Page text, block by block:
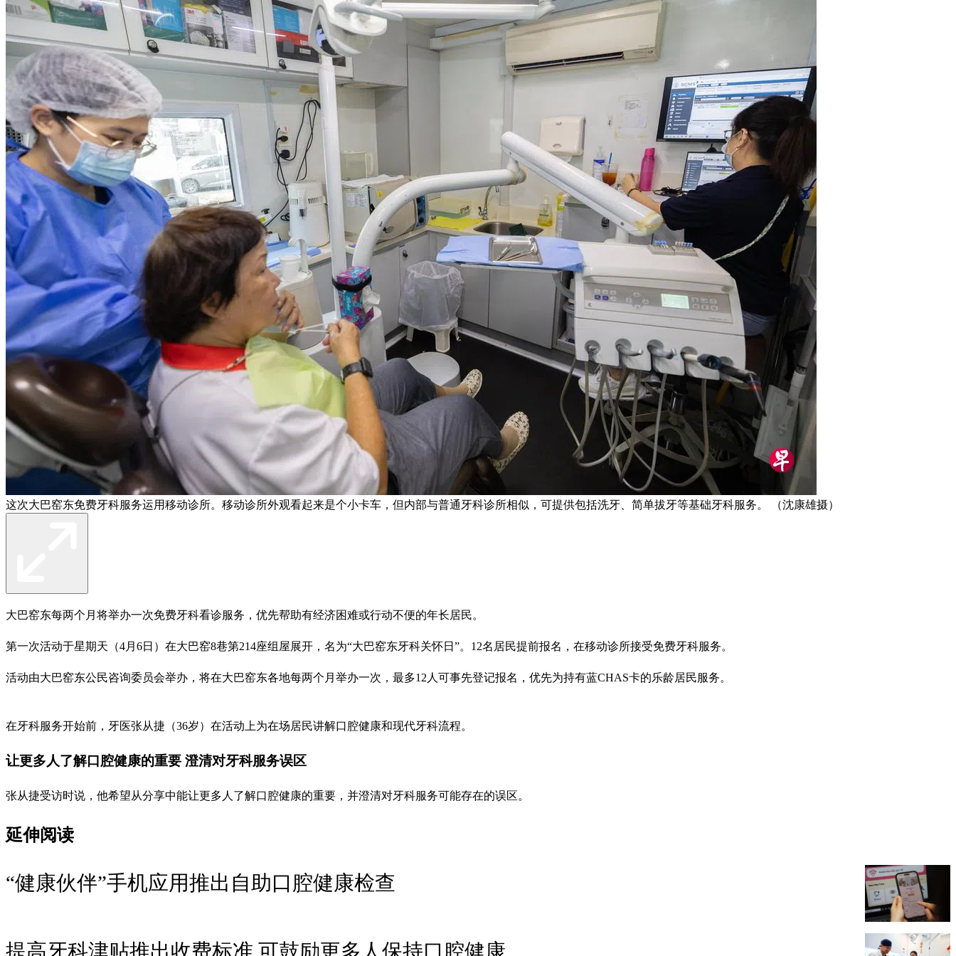
这次大巴窑东免费牙科服务运用移动诊所。移动诊所外观看起来是个小卡车，但内部与普通牙科诊所相似，可提供包括洗牙、简单拔牙等基础牙科服务。 （沈康雄摄）
大巴窑东每两个月将举办一次免费牙科看诊服务，优先帮助有经济困难或行动不便的年长居民。
第一次活动于星期天（4月6日）在大巴窑8巷第214座组屋展开，名为“大巴窑东牙科关怀日”。12名居民提前报名，在移动诊所接受免费牙科服务。
活动由大巴窑东公民咨询委员会举办，将在大巴窑东各地每两个月举办一次，最多12人可事先登记报名，优先为持有蓝CHAS卡的乐龄居民服务。
在牙科服务开始前，牙医张从捷（36岁）在活动上为在场居民讲解口腔健康和现代牙科流程。
让更多人了解口腔健康的重要 澄清对牙科服务误区
张从捷受访时说，他希望从分享中能让更多人了解口腔健康的重要，并澄清对牙科服务可能存在的误区。
延伸阅读
“健康伙伴”手机应用推出自助口腔健康检查
提高牙科津贴推出收费标准 可鼓励更多人保持口腔健康